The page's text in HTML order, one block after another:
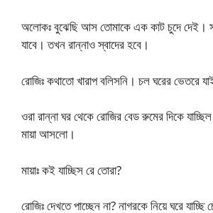
অলোকঃ বুঝেছি আস তোমাকে এক কাট চুদে দেই। সব
যাবে। তখন রান্নাও স্বাদের হবে।
রোজিঃ কথাতো খারাপ বলিসনি। চল ঘরের ভেতরে
ওরা রান্না ঘর থেকে রোজির বেড রুমের দিকে
মায়া আসলো।
মায়াঃ কই যাচ্ছিস রে তোরা?
রোজিঃ দেখতে পাচ্ছেন না? নাগরকে নিয়ে ঘরে